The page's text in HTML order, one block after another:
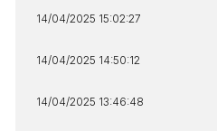
14/04/2025 15:02:27
14/04/2025 14:50:12
14/04/2025 13:46:48